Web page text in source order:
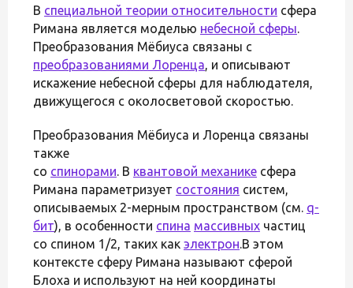
В специальной теории относительности сфера
Римана является моделью небесной сферы.
Преобразования Мёбиуса связаны с
преобразованиями Лоренца, и описывают
искажение небесной сферы для наблюдателя,
движущегося с околосветовой скоростью.
Преобразования Мёбиуса и Лоренца связаны
также
со спинорами. В квантовой механике сфера
Римана параметризует состояния систем,
описываемых 2-мерным пространством (см. q-
бит), в особенности спина массивных частиц
со спином 1/2, таких как электрон.В этом
контексте сферу Римана называют сферой
Блоха и используют на ней координаты